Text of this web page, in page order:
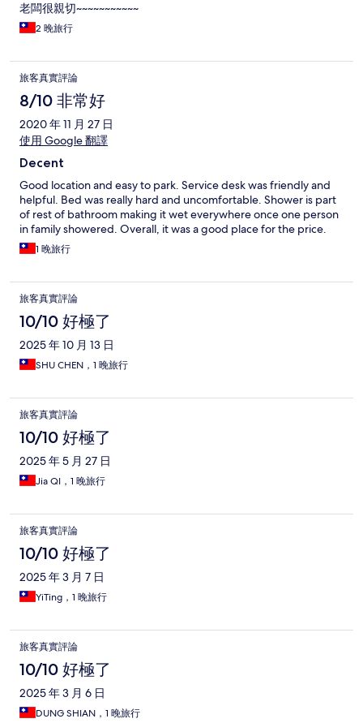
老闆很親切~~~~~~~~~~~
2 晚旅行
旅客真實評論
8/10 非常好
2020 年 11 月 27 日
使用 Google 翻譯
Decent
Good location and easy to park. Service desk was friendly and
helpful. Bed was really hard and uncomfortable. Shower is part
of rest of bathroom making it wet everywhere once one person
in family showered. Overall, it was a good place for the price.
1 晚旅行
旅客真實評論
10/10 好極了
2025 年 10 月 13 日
SHU CHEN，1 晚旅行
旅客真實評論
10/10 好極了
2025 年 5 月 27 日
Jia QI，1 晚旅行
旅客真實評論
10/10 好極了
2025 年 3 月 7 日
YiTing，1 晚旅行
旅客真實評論
10/10 好極了
2025 年 3 月 6 日
DUNG SHIAN，1 晚旅行